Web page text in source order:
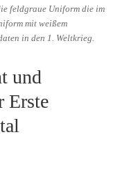
feldgraue Uniform die im
mit weißem
in den 1. Weltkrieg.
und
Erste